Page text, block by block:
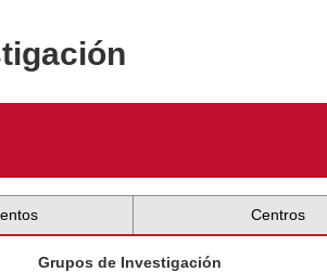
Centros
Grupos de Investigación